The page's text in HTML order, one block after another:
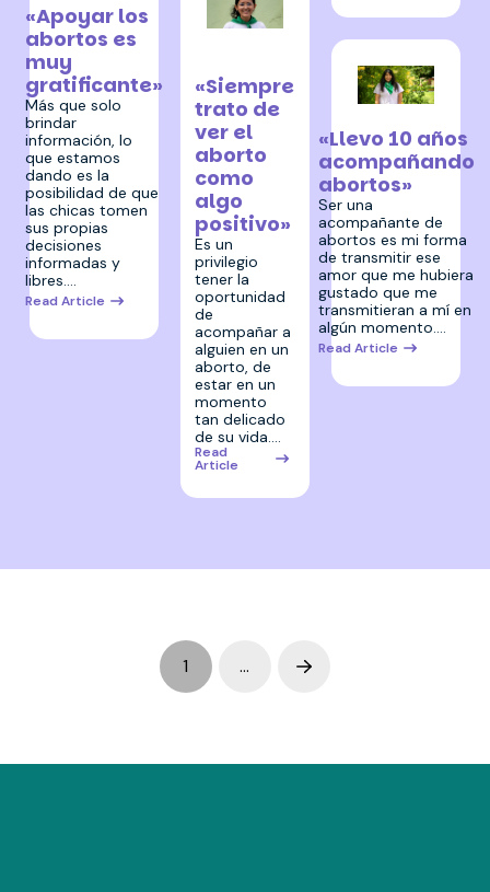
«Apoyar los
abortos es
muy
gratificante»
Más que solo
brindar
información, lo
que estamos
dando es la
posibilidad de que
las chicas tomen
sus propias
decisiones
informadas y
libres.…
Read Article
«Siempre
trato de
ver el
aborto
como
algo
positivo»
Es un
privilegio
tener la
oportunidad
de
acompañar a
alguien en un
aborto, de
estar en un
momento
tan delicado
de su vida.…
Read
Article
«Llevo 10 años
acompañando
abortos»
Ser una
acompañante de
abortos es mi forma
de transmitir ese
amor que me hubiera
gustado que me
transmitieran a mí en
algún momento.…
Read Article
1 … Next